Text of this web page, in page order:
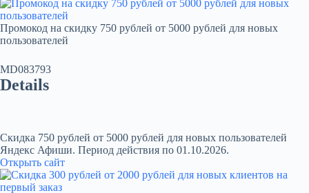
Промокод на скидку 750 рублей от 5000 рублей для новых
пользователей
MD083793
Details
Скидка 750 рублей от 5000 рублей для новых пользователей
Яндекс Афиши. Период действия по 01.10.2026.
Открыть сайт